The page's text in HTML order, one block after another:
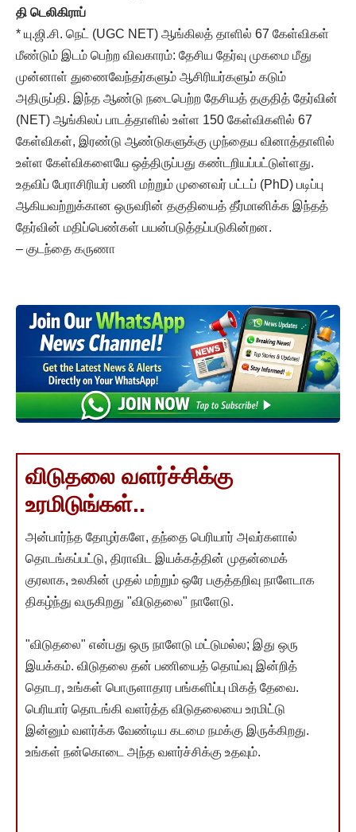
தி டெலிகிராப்
* யு.ஜி.சி. நெட் (UGC NET) ஆங்கிலத் தாளில் 67 கேள்விகள்
மீண்டும் இடம் பெற்ற விவகாரம்: தேசிய தேர்வு முகமை மீது
முன்னாள் துணைவேந்தர்களும் ஆசிரியர்களும் கடும்
அதிருப்தி. இந்த ஆண்டு நடைபெற்ற தேசியத் தகுதித் தேர்வின்
(NET) ஆங்கிலப் பாடத்தாளில் உள்ள 150 கேள்விகளில் 67
கேள்விகள், இரண்டு ஆண்டுகளுக்கு முந்தைய வினாத்தாளில்
உள்ள கேள்விகளையே ஒத்திருப்பது கண்டறியப்பட்டுள்ளது.
உதவிப் பேராசிரியர் பணி மற்றும் முனைவர் பட்டப் (PhD) படிப்பு
ஆகியவற்றுக்கான ஒருவரின் தகுதியைத் தீர்மானிக்க இந்தத்
தேர்வின் மதிப்பெண்கள் பயன்படுத்தப்படுகின்றன.
– குடந்தை கருணா
விடுதலை வளர்ச்சிக்கு
உரமிடுங்கள்..
அன்பார்ந்த தோழர்களே, தந்தை பெரியார் அவர்களால்
தொடங்கப்பட்டு, திராவிட இயக்கத்தின் முதன்மைக்
குரலாக, உலகின் முதல் மற்றும் ஒரே பகுத்தறிவு நாளேடாக
திகழ்ந்து வருகிறது "விடுதலை" நாளேடு.
"விடுதலை" என்பது ஒரு நாளேடு மட்டுமல்ல; இது ஒரு
இயக்கம். விடுதலை தன் பணியைத் தொய்வு இன்றித்
தொடர, உங்கள் பொருளாதார பங்களிப்பு மிகத் தேவை.
பெரியார் தொடங்கி வளர்த்த விடுதலையை உரமிட்டு
இன்னும் வளர்க்க வேண்டிய கடமை நமக்கு இருக்கிறது.
உங்கள் நன்கொடை அந்த வளர்ச்சிக்கு உதவும்.